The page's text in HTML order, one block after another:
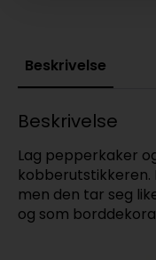
Beskrivelse
Beskrivelse
Lag pepperkaker
kobberutstikkeren.
men den tar seg
og som